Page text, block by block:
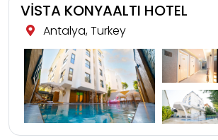
VİSTA KONYAALTI HOTEL
Antalya, Turkey